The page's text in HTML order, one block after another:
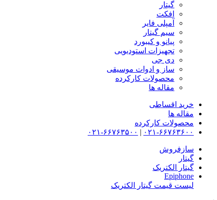
گیتار
افکت
آمپلی فایر
سیم گیتار
پیانو و کیبورد
تجهیزات استودیویی
دی جی
ساز و ادوات موسیقی
محصولات کارکرده
مقاله ها
خرید اقساطی
مقاله ها
محصولات کارکرده
۰۲۱-۶۶۷۶۳۶۰۰ | ۰۲۱-۶۶۷۶۳۵۰۰
سازفروش
گیتار
گیتار الکتریک
Epiphone
لیست قیمت گیتار الکتریک